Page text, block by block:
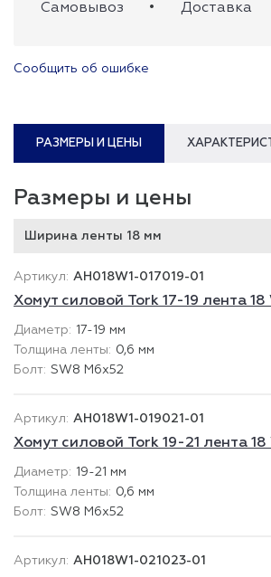
Самовывоз • Доставка
Сообщить об ошибке
РАЗМЕРЫ И ЦЕНЫ
Размеры и цены
Ширина ленты 18 мм
AH018W1-017019-01
Хомут силовой Tork 17-19 лента 18
17-19 мм
0,6 мм
SW8 М6х52
AH018W1-019021-01
Хомут силовой Tork 19-21 лента 18
19-21 мм
0,6 мм
SW8 М6х52
AH018W1-021023-01